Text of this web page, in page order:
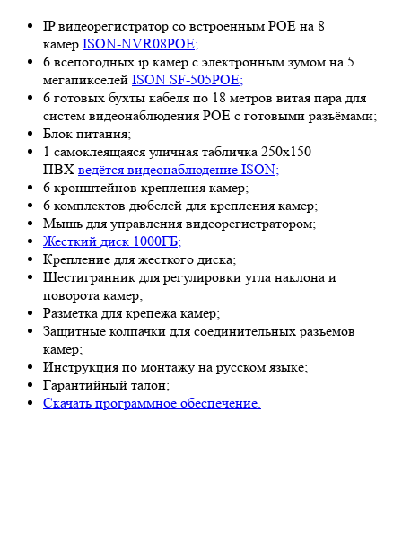
IP видеорегистратор со встроенным POE на 8
камер ISON-NVR08POE;
6 всепогодных ip камер с электронным зумом на 5
мегапикселей ISON SF-505POE;
6 готовых бухты кабеля по 18 метров витая пара для
систем видеонаблюдения POE с готовыми разъёмами;
Блок питания;
1 самоклеящаяся уличная табличка 250х150
ПВХ ведётся видеонаблюдение ISON;
6 кронштейнов крепления камер;
6 комплектов дюбелей для крепления камер;
Мышь для управления видеорегистратором;
Жесткий диск 1000ГБ;
Крепление для жесткого диска;
Шестигранник для регулировки угла наклона и
поворота камер;
Разметка для крепежа камер;
Защитные колпачки для соединительных разъемов
камер;
Инструкция по монтажу на русском языке;
Гарантийный талон;
Скачать программное обеспечение.